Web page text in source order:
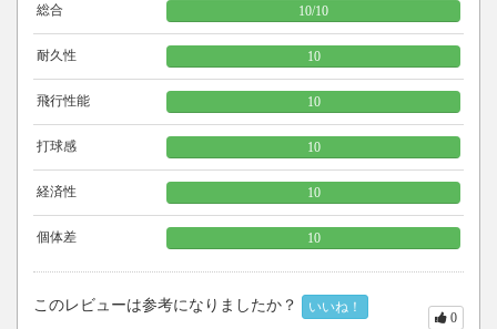
総合 10/10
耐久性 10
飛行性能 10
打球感 10
経済性 10
個体差 10
このレビューは参考になりましたか？ いいね！
0